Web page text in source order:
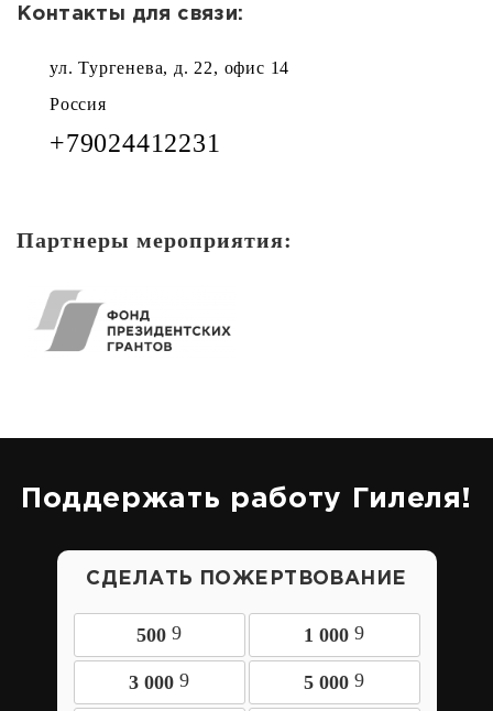
Контакты для связи:
ул. Тургенева, д. 22, офис 14
Россия
+79024412231
Партнеры мероприятия:
Поддержать работу Гилеля!
СДЕЛАТЬ ПОЖЕРТВОВАНИЕ
500 9 1 000 9
3 000 9 5 000 9